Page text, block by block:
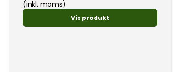
(inkl. moms)
Vis produkt